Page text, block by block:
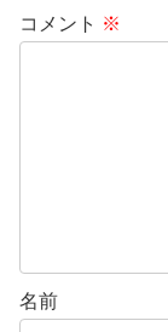
コメント ※
名前